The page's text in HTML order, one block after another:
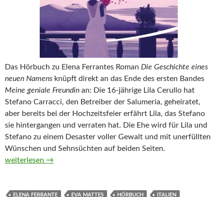
Das Hörbuch zu Elena Ferrantes Roman Die Geschichte eines
neuen Namens knüpft direkt an das Ende des ersten Bandes
Meine geniale Freundin an: Die 16-jährige Lila Cerullo hat
Stefano Carracci, den Betreiber der Salumeria, geheiratet,
aber bereits bei der Hochzeitsfeier erfährt Lila, das Stefano
sie hintergangen und verraten hat. Die Ehe wird für Lila und
Stefano zu einem Desaster voller Gewalt und mit unerfüllten
Wünschen und Sehnsüchten auf beiden Seiten.
Die Geschichte eines neuen Namens von Elena Ferrante
weiterlesen →
ELENA FERRANTE EVA MATTES HÖRBUCH ITALIEN